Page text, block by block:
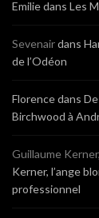
Emiliedans Les
Sevenairdans
de l’Odéon
Florencedans
Birchwood à
Guillaume
Kerner, l’ange
professionnel